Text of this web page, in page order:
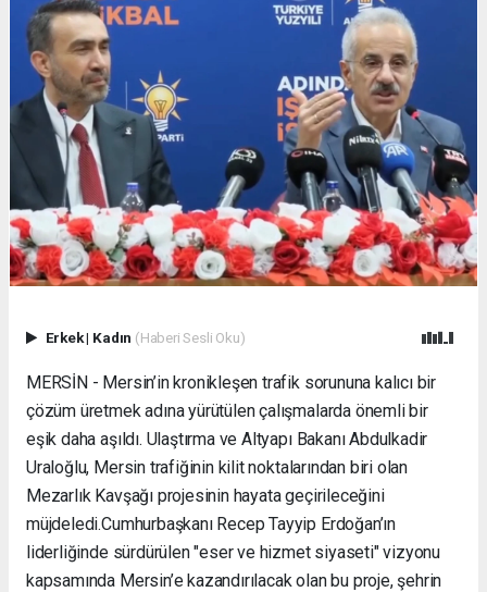
Erkek| Kadın (Haberi Sesli Oku)
MERSİN - Mersin’in kronikleşen trafik sorununa kalıcı bir
çözüm üretmek adına yürütülen çalışmalarda önemli bir
eşik daha aşıldı. Ulaştırma ve Altyapı Bakanı Abdulkadir
Uraloğlu, Mersin trafiğinin kilit noktalarından biri olan
Mezarlık Kavşağı projesinin hayata geçirileceğini
müjdeledi. ​Cumhurbaşkanı Recep Tayyip Erdoğan’ın
liderliğinde sürdürülen "eser ve hizmet siyaseti" vizyonu
kapsamında Mersin’e kazandırılacak olan bu proje, şehrin